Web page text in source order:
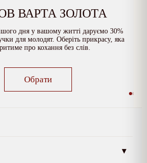
ВАРТА ЗОЛОТА
дня у вашому житті даруємо 30%
для молодят. Оберіть прикрасу, яка
про кохання без слів.
Обрати
▾